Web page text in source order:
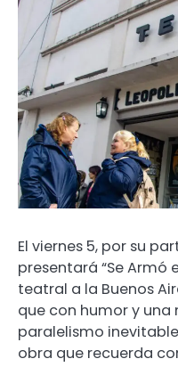
El viernes 5, por su
presentará “Se Armó
teatral a la Buenos
que con humor y
paralelismo
obra que recuerda